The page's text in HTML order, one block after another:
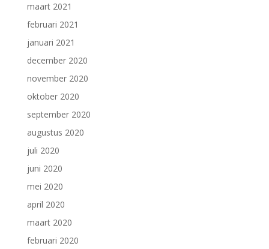
maart 2021
februari 2021
januari 2021
december 2020
november 2020
oktober 2020
september 2020
augustus 2020
juli 2020
juni 2020
mei 2020
april 2020
maart 2020
februari 2020